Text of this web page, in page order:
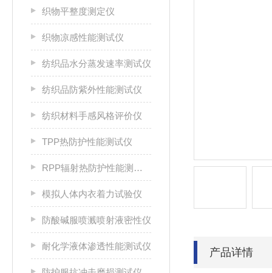
织物平整度测定仪
织物凉感性能测试仪
纺织品水分蒸发速率测试仪
纺织品防紫外性能测试仪
纺织材料手感风格评价仪
TPP热防护性能测试仪
RPP辐射热防护性能测试仪
模拟人体内衣着力试验仪
防酸碱服喷溅喷射液密性仪
耐化学液体渗透性能测试仪
产品详情